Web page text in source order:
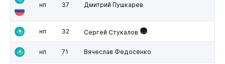
нп 37 Дмитрий Пушкарев
нп 32 Сергей Стукалов
нп 71 Вячеслав Федосенко